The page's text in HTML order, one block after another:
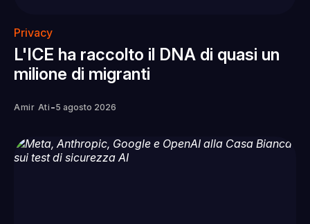
Privacy
L'ICE ha raccolto il DNA di quasi un
milione di migranti
Amir Ati -5 agosto 2026